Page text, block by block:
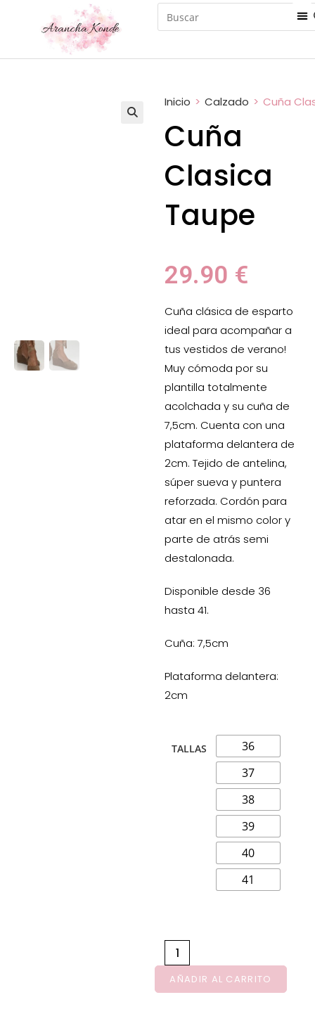
Inicio > Calzado > Cuña
Cuña
Clasica
Taupe
29.90 €
Cuña clásica de esparto
ideal para acompañar a
tus vestidos de verano!
Muy cómoda por su
plantilla totalmente
acolchada y su cuña de
7,5cm. Cuenta con una
plataforma delantera de
2cm. Tejido de antelina,
súper sueva y puntera
reforzada. Cordón para
atar en el mismo color y
parte de atrás semi
destalonada.
Disponible desde 36
hasta 41.
Cuña: 7,5cm
Plataforma delantera:
2cm
TALLAS
36
37
38
39
40
41
AÑADIR AL CARRITO